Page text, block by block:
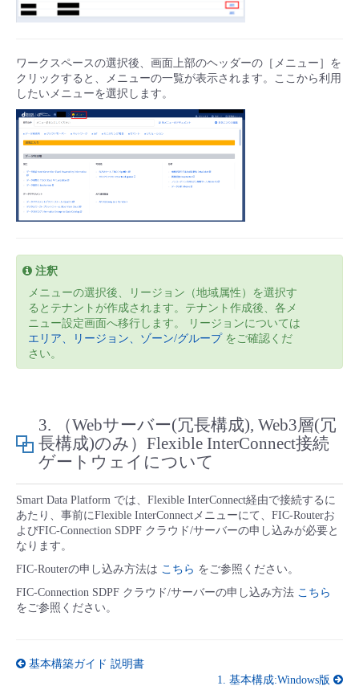
ワークスペースの選択後、画面上部のヘッダーの［メニュー］を
クリックすると、メニューの一覧が表示されます。ここから利用
したいメニューを選択します。
注釈
メニューの選択後、リージョン（地域属性）を選択す
るとテナントが作成されます。テナント作成後、各メ
ニュー設定画面へ移行します。 リージョンについては
エリア、リージョン、ゾーン/グループ をご確認くだ
さい。
3. （Webサーバー(冗長構成), Web3層(冗
長構成)のみ）Flexible InterConnect接続
ゲートウェイについて
Smart Data Platform では、Flexible InterConnect経由で接続するに
あたり、事前にFlexible InterConnectメニューにて、FIC-Routerお
よびFIC-Connection SDPF クラウド/サーバーの申し込みが必要と
なります。
FIC-Routerの申し込み方法は こちら をご参照ください。
FIC-Connection SDPF クラウド/サーバーの申し込み方法 こちら
をご参照ください。
基本構築ガイド 説明書
1. 基本構成:Windows版